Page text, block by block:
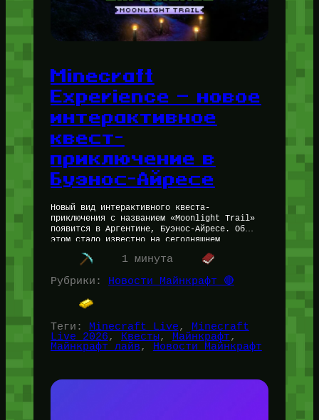
Minecraft
Experience — новое
интерактивное
квест-
приключение в
Буэнос-Айресе
Новый вид интерактивного квеста-
приключения с названием «Moonlight Trail»
появится в Аргентине, Буэнос-Айресе. Об
этом стало известно на сегодняшнем
Майнкрафт Лайв 2026. Дополнительные
подробности неизвестны. Что думаете Вы?
1 минута
Рубрики: Новости Майнкрафт 🔴
Теги: Minecraft Live,
Minecraft
Live 2026, Квесты, Майнкрафт
Майнкрафт лайв, Новости Майнкрафт